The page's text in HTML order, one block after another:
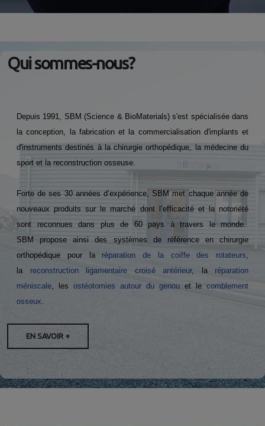
Qui sommes-nous?
Depuis 1991, SBM (Science & BioMaterials) s'est spécialisée dans
la conception, la fabrication et la commercialisation d'implants et
d'instruments destinés à la chirurgie orthopédique, la médecine du
sport et la reconstruction osseuse.
Forte de ses 30 années d’expérience, SBM met chaque année de
nouveaux produits sur le marché dont l’efficacité et la notoriété
sont reconnues dans plus de 60 pays à travers le monde.
SBM propose ainsi des systèmes de référence en chirurgie
orthopédique pour la réparation de la coiffe des rotateurs,
la reconstruction ligamentaire croisé antérieur, la réparation
méniscale, les ostéotomies autour du genou et le comblement
osseux.
EN SAVOIR +